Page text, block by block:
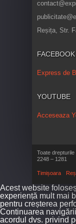
Reșița, Str.
FACEBOOK
Express de
YOUTUBE
Acceseaza
Toate
2248 – 1281
Timișoara
Acest website
experiență mult mai
pentru creșterea
Continuarea
acordul dvs. privind